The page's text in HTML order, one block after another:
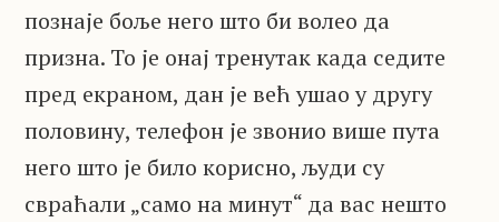
познаје боље него што би волео да
призна. То је онај тренутак када седите
пред екраном, дан је већ ушао у другу
половину, телефон је звонио више пута
него што је било корисно, људи су
свраћали „само на минут“ да вас нешто